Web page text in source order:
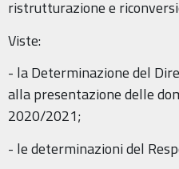
ristrutturazione e
Viste:
- la Determinazione del
alla presentazione delle
2020/2021;
- le determinazioni del